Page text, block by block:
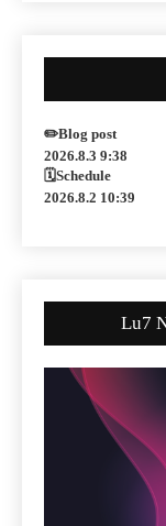
✏️Blog post
2026.8.3 9:38
🗓Schedule
2026.8.2 10:39
Lu7